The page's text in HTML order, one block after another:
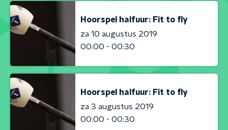
Hoorspel halfuur: Fit to fly
za 10 augustus 2019
00:00 - 00:30
Hoorspel halfuur: Fit to fly
za 3 augustus 2019
00:00 - 00:30